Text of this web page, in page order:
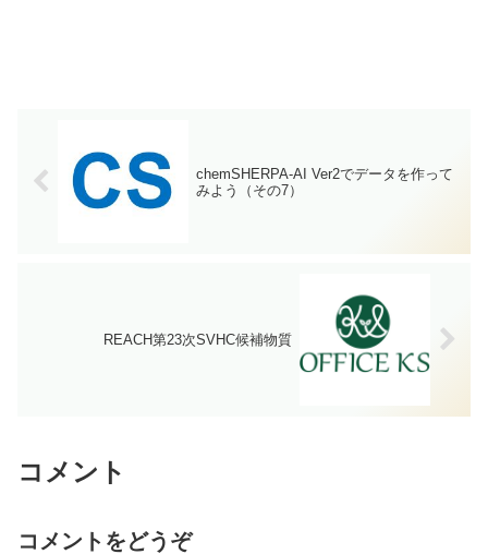
chemSHERPA-AI Ver2でデータを作って
みよう（その7）
REACH第23次SVHC候補物質
コメント
コメントをどうぞ